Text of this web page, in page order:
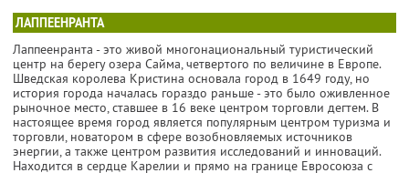
ЛАППЕЕНРАНТА
Лаппеенранта - это живой многонациональный туристический
центр на берегу озера Сайма, четвертого по величине в Европе.
Шведская королева Кристина основала город в 1649 году, но
история города началась гораздо раньше - это было оживленное
рыночное место, ставшее в 16 веке центром торговли дегтем. В
настоящее время город является популярным центром туризма и
торговли, новатором в сфере возобновляемых источников
энергии, а также центром развития исследований и инноваций.
Находится в сердце Карелии и прямо на границе Евросоюза с